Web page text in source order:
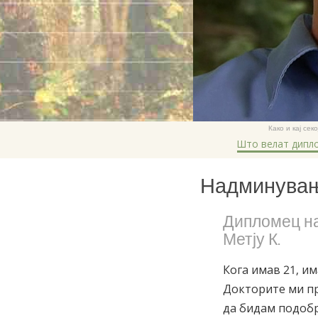
Како и кај
Што велат
Дипломец
Метју К.
Кога имав 21,
Докторите ми
да бидам